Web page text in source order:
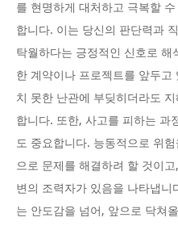
를 현명하게 대처하고 극복할
합니다. 이는 당신의 판단력과
탁월하다는 긍정적인 신호로
한 계약이나 프로젝트를 앞두
치 못한 난관에 부딪히더라도
합니다. 또한, 사고를 피하는 과
도 중요합니다. 능동적으로 위
으로 문제를 해결하려 할 것이
변의 조력자가 있음을 나타냅
는 안도감을 넘어, 앞으로 닥쳐